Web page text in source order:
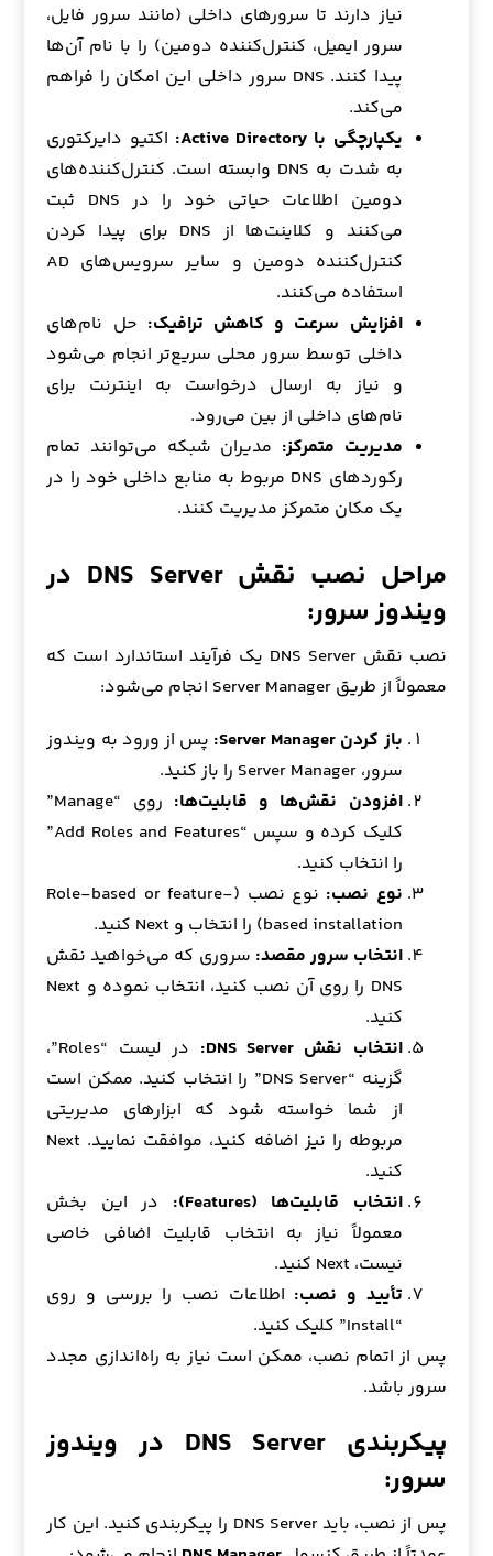
نیاز دارند تا سرورهای داخلی (مانند سرور فایل،
سرور ایمیل، کنترل‌کننده دومین) را با نام آن‌ها
پیدا کنند. DNS سرور داخلی این امکان را فراهم
می‌کند.
یکپارچگی با Active Directory:
اکتیو دایرکتوری
به شدت به DNS وابسته است. کنترل‌کننده‌های
دومین اطلاعات حیاتی خود را در DNS ثبت
می‌کنند و کلاینت‌ها از DNS برای پیدا کردن
کنترل‌کننده دومین و سایر سرویس‌های AD
استفاده می‌کنند.
افزایش سرعت و کاهش ترافیک: حل نام‌های
داخلی توسط سرور محلی سریع‌تر انجام می‌شود
و نیاز به ارسال درخواست به اینترنت برای
نام‌های داخلی از بین می‌رود.
مدیریت متمرکز: مدیران شبکه می‌توانند تمام
رکوردهای DNS مربوط به منابع داخلی خود را در
یک مکان متمرکز مدیریت کنند.
مراحل نصب نقش DNS Server در
ویندوز سرور:
نصب نقش DNS Server یک فرآیند استاندارد است که
معمولاً از طریق Server Manager انجام می‌شود:
باز کردن Server Manager:
پس از ورود به ویندوز
سرور، Server Manager را باز کنید.
افزودن نقش‌ها و قابلیت‌ها:
روی “Manage”
کلیک کرده و سپس “Add Roles and Features”
را انتخاب کنید.
نوع نصب:
نوع نصب (Role-based or feature-
based installation) را انتخاب و Next کنید.
انتخاب سرور مقصد: سروری که می‌خواهید نقش
DNS را روی آن نصب کنید، انتخاب نموده و Next
کنید.
انتخاب نقش DNS Server:
در لیست “Roles”،
گزینه “DNS Server” را انتخاب کنید. ممکن است
از شما خواسته شود که ابزارهای مدیریتی
مربوطه را نیز اضافه کنید، موافقت نمایید. Next
کنید.
انتخاب قابلیت‌ها (Features):
در این بخش
معمولاً نیاز به انتخاب قابلیت اضافی خاصی
نیست، Next کنید.
تأیید و نصب: اطلاعات نصب را بررسی و روی
“Install” کلیک کنید.
پس از اتمام نصب، ممکن است نیاز به راه‌اندازی مجدد
سرور باشد.
پیکربندی DNS Server در ویندوز
سرور:
پس از نصب، باید DNS Server را پیکربندی کنید. این کار